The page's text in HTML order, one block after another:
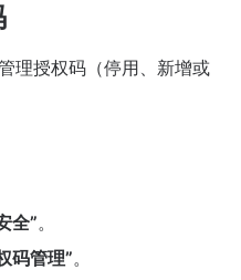
理授权码（停用、新增或
全”。
码管理”。